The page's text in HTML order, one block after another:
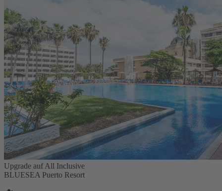
Upgrade auf All Inclusive
BLUESEA Puerto Resort